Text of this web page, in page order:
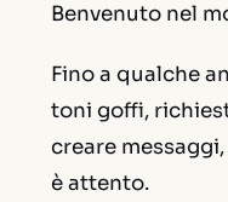
Benvenuto nel
Fino a qualche
toni goffi,
creare
è attento.